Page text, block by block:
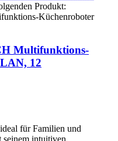
Multifunktions-
12
für Familien und
seinem intuitiven